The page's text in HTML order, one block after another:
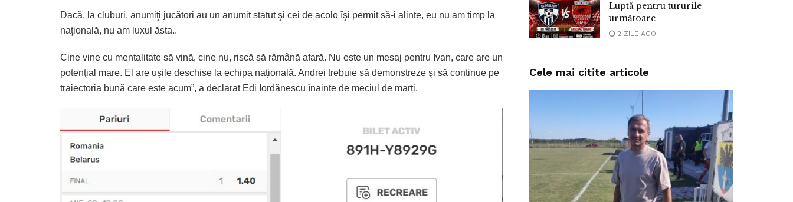
Dacă, la cluburi, anumiţi jucători au un anumit statut şi cei de acolo îşi permit să-i alinte, eu nu am timp la
naţională, nu am luxul ăsta..
Cine vine cu mentalitate să vină, cine nu, riscă să rămână afară. Nu este un mesaj pentru Ivan, care are un
potenţial mare. El are uşile deschise la echipa naţională. Andrei trebuie să demonstreze şi să continue pe
traiectoria bună care este acum”, a declarat Edi Iordănescu înainte de meciul de marți.
Luptă pentru tururile
următoare
2 ZILE AGO
Cele mai citite articole